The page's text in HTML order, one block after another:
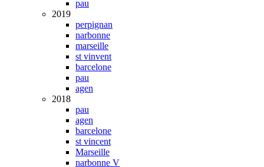
pau
2019
perpignan
narbonne
marseille
st vinvent
barcelone
pau
agen
2018
pau
agen
barcelone
st vincent
Marseille
narbonne V